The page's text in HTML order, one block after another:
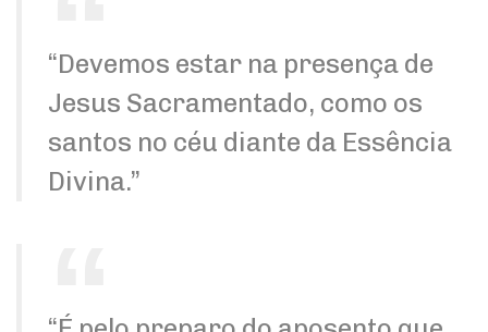
“Devemos estar na presença de
Jesus Sacramentado, como os
santos no céu diante da Essência
Divina.”